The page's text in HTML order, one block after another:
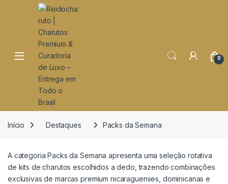
Open 0
Início Destaques Packs da Semana
A categoria Packs da Semana apresenta uma seleção rotativa
de kits de charutos escolhidos a dedo, trazendo combinações
exclusivas de marcas premium nicaraguenses, dominicanas e